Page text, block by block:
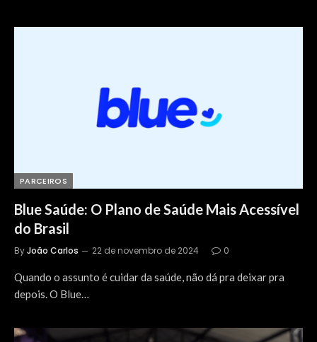
PARCEIROS
Blue Saúde: O Plano de Saúde Mais Acessível
do Brasil
ByJoão Carlos 22 de novembro de 2024 0
Quando o assunto é cuidar da saúde, não dá pra deixar pra
depois. O Blue…